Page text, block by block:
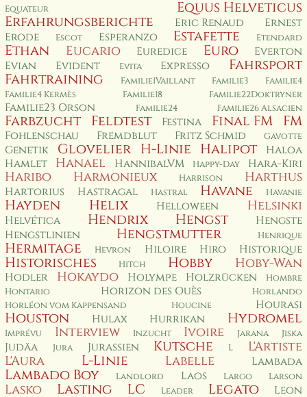
Equateur
Equus Helveticus
Erfahrungsberichte
Eric Renaud
Ernest
Erode
Escot Esperanzo Estafette Etendard
Ethan Eucario Euredice Euro
Everton
Evian
Evident Evita Expresso
Fahrsport
Fahrtraining
Familie1Vaillant Familie3
Familie4
Familie4 Kermès
Familie18 Familie22Doktryner
Familie23 Orson Familie24 Familie26 Alsacien
Farbzucht Feldtest Festina Final FM FM
Fohlenschau Fremdblut Fritz Schmid Gavotte
Genetik Glovelier H-Linie Halipot
Haloa
Hamlet
Hanael HannibalVM Happy-Day Hara-Kiri
Haribo Harmonieux Harrison Harthus
Hartorius Hastragal Hastral Havane Havanie
Hayden Helix Helloween Helsinki
Helvética Hendrix Hengst
Hengste
Hengstlinien
Hengstmutter Henrique
Hermitage Hevron Hiloire Hiro Historique
Historisches Hitch Hobby Hoby-Wan
Hodler Hokaydo Holympe Holzrücken
Hombre
Hontario
Horizon des Ouès
Horlando
Horléon vom Kappensand
Houcine Hourasi
Houston Hulax Hurrikan Hydromel
Imprévu Interview Inzucht Ivoire Jarana Jiska
Judäa Jura Jurassien Kutsche L
L'Artiste
L'Aura
L-Linie Labelle Lambada
Lambado Boy Landlord Laos Largo Larson
Lasko Lasting LC Leader Legato Leon